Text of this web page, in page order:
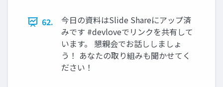
62.
今日の資料はSlide Shareにアップ済
みです #devloveでリンクを共有して
います。 懇親会でお話ししましょ
う！ あなたの取り組みも聞かせてく
ださい！